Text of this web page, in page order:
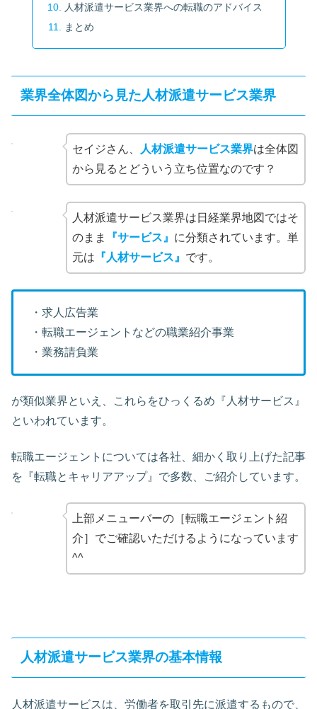
人材派遣サービス業界への転職のアドバイス
まとめ
業界全体図から見た人材派遣サービス業界
セイジさん、 人材派遣サービス業界は全体図
から見るとどういう立ち位置なのです？
人材派遣サービス業界は日経業界地図ではそ
のまま
『サービス』 に分類されています。単
元は 『人材サービス』 です。
・求人広告業
・転職エージェントなどの職業紹介事業
・業務請負業
が類似業界といえ、これらをひっくるめ『人材サービス』
といわれています。
転職エージェントについては各社、細かく取り上げた記事
を『転職とキャリアアップ』で多数、ご紹介しています。
上部メニューバーの［転職エージェント紹
介］でご確認いただけるようになっています
^^
人材派遣サービス業界の基本情報
人材派遣サービスは、労働者を取引先に派遣するもので、